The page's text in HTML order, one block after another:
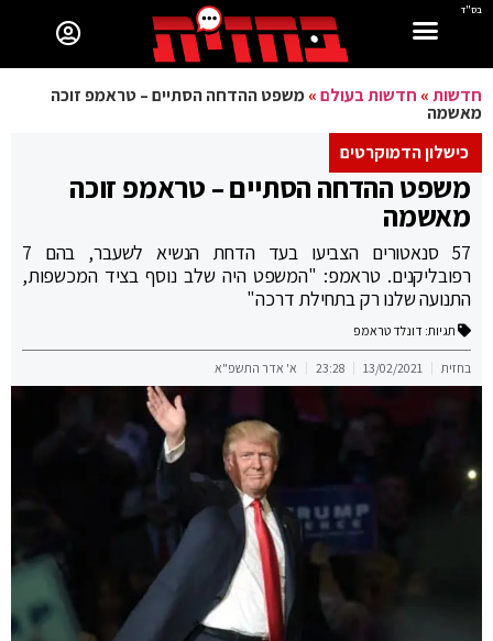
בס"ד
חדשות» חדשות בעולם»משפט ההדחה הסתיים – טראמפ זוכה
מאשמה
כישלון הדמוקרטים
משפט ההדחה הסתיים – טראמפ זוכה
מאשמה
57 סנאטורים הצביעו בעד הדחת הנשיא לשעבר, בהם 7
רפובליקנים. טראמפ: "המשפט היה שלב נוסף בציד המכשפות,
התנועה שלנו רק בתחילת דרכה"
תגיות: דונלד טראמפ
בחזית 13/02/2021
23:28 א' אדר התשפ"א